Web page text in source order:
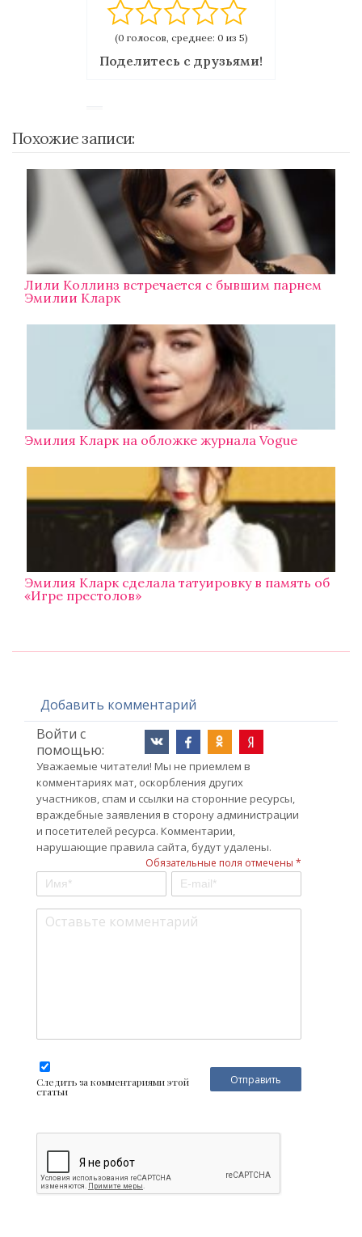
(0 голосов, среднее: 0 из 5)
Поделитесь с друзьями!
Похожие записи:
Лили Коллинз встречается с бывшим парнем
Эмилии Кларк
Эмилия Кларк на обложке журнала Vogue
Эмилия Кларк сделала татуировку в память об
«Игре престолов»
Добавить комментарий
Войти с
помощью:
Уважаемые читатели! Мы не приемлем в
комментариях мат, оскорбления других
участников, спам и ссылки на сторонние ресурсы,
враждебные заявления в сторону администрации
и посетителей ресурса. Комментарии,
нарушающие правила сайта, будут удалены.
Обязательные поля отмечены *
Следить за комментариями этой
статьи